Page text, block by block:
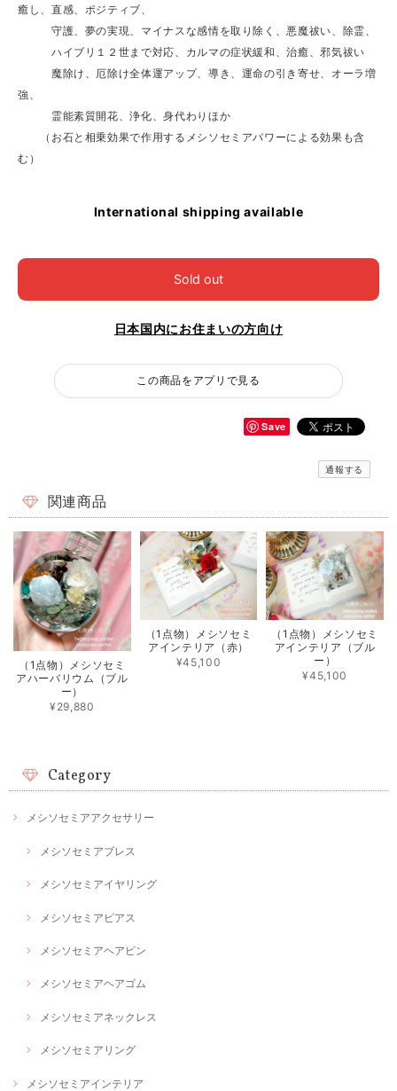
癒し、直感、ポジティブ、
守護、夢の実現、マイナスな感情を取り除く、悪魔祓い、除霊、
ハイブリ１２世まで対応、カルマの症状緩和、治癒、邪気祓い
魔除け、厄除け全体運アップ、導き、運命の引き寄せ、オーラ増
強、
霊能素質開花、浄化、身代わりほか
（お石と相乗効果で作用するメシソセミアパワーによる効果も含
む）
International shipping available
Sold out
日本国内にお住まいの方向け
この商品をアプリで見る
Save
通報する
関連商品
（1点物）メシソセミ
アハーバリウム（ブル
ー）
¥29,880
（1点物）メシソセミ
アインテリア（赤）
¥45,100
（1点物）メシソセミ
アインテリア（ブル
ー）
¥45,100
Category
メシソセミアアクセサリー
メシソセミアブレス
メシソセミアイヤリング
メシソセミアピアス
メシソセミアヘアピン
メシソセミアヘアゴム
メシソセミアネックレス
メシソセミアリング
メシソセミアインテリア